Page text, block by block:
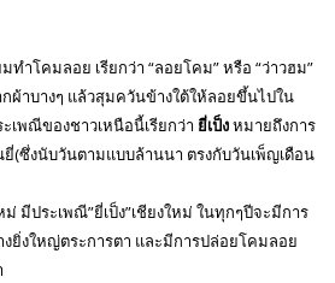
ำโคมลอย เรียกว่า “ลอยโคม” หรือ “ว่าวฮม”
กผ้าบางๆ แล้วสุมควันข้างใต้ให้ลอยขึ้นไปใน
เพณีของชาวเหนือนี้เรียกว่ายี่เป็งหมายถึงการ
(ซึ่งนับวันตามแบบล้านนา ตรงกับวันเพ็ญเดือน
มีประเพณี”ยี่เป็ง”เชียงใหม่ ในทุกๆปีจะมีการ
ยิ่งใหญ่ตระการตา และมีการปล่อยโคมลอย